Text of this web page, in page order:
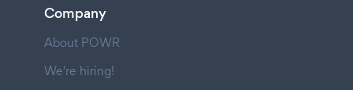
Company
About POWR
We're hiring!